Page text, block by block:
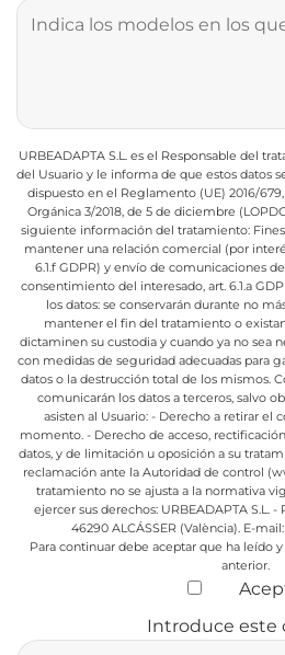
URBEADAPTA S.L. es el Responsable del
del Usuario y le informa de que estos datos
dispuesto en el Reglamento (UE) 2016/
Orgánica 3/2018, de 5 de diciembre
siguiente información del tratamiento:
mantener una relación comercial (por
6.1.f GDPR) y envío de comunicaciones
consentimiento del interesado, art. 6.1.a
los datos: se conservarán durante no
mantener el fin del tratamiento o
dictaminen su custodia y cuando ya no sea
con medidas de seguridad adecuadas para
datos o la destrucción total de los mismos.
comunicarán los datos a terceros, salvo
asisten al Usuario: - Derecho a retirar el
momento.- Derecho de acceso,
datos, y de limitación u oposición a su
reclamación ante la Autoridad de control
tratamiento no se ajusta a la normativa
ejercer sus derechos: URBEADAPTA S.L. -
46290 ALCÁSSER (València). E-
Para continuar debe aceptar que ha leído
anterior.
Introduce este